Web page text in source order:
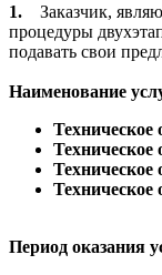
1. Заказчик,
процедуры
подавать свои
Наименование
Техническое
Техническое
Техническое
Техническое
Период оказания